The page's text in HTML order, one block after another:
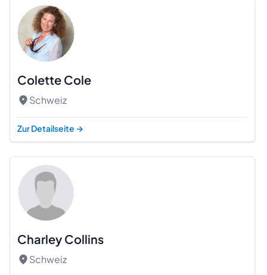
Colette Cole
Schweiz
Zur Detailseite →
Charley Collins
Schweiz